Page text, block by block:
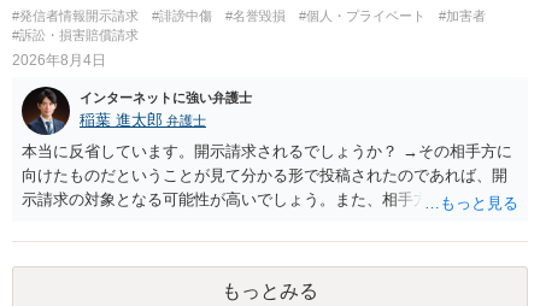
#発信者情報開示請求 #誹謗中傷 #名誉毀損 #個人・プライベート
#加害者
#訴訟・損害賠償請求
2026年8月4日
インターネットに強い弁護士
稲葉 進太郎 弁護士
本当に反省しています。開示請求されるでしょうか？ →その相手方に
向けたものだということが見て分かる形で投稿されたのであれば、開
示請求の対象となる可能性が高いでしょう。また、相手方の投稿した
と存じます。発信者情報開示請求が進むと、投稿に使った回線の契約
者のところに、意見照会がなされます。アカウント情報開示の場合
は、アカウントの登録メールに意見照会がなされます。 また、された
もっとみる